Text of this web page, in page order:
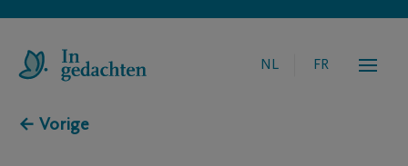
NL FR
← Vorige